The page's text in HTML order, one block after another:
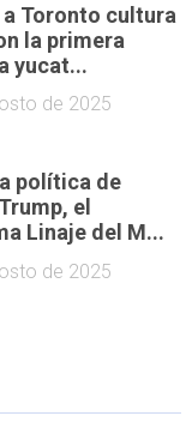
Toronto cultura
la primera
yucat...
de 2025
política de
el
Linaje del M...
de 2025